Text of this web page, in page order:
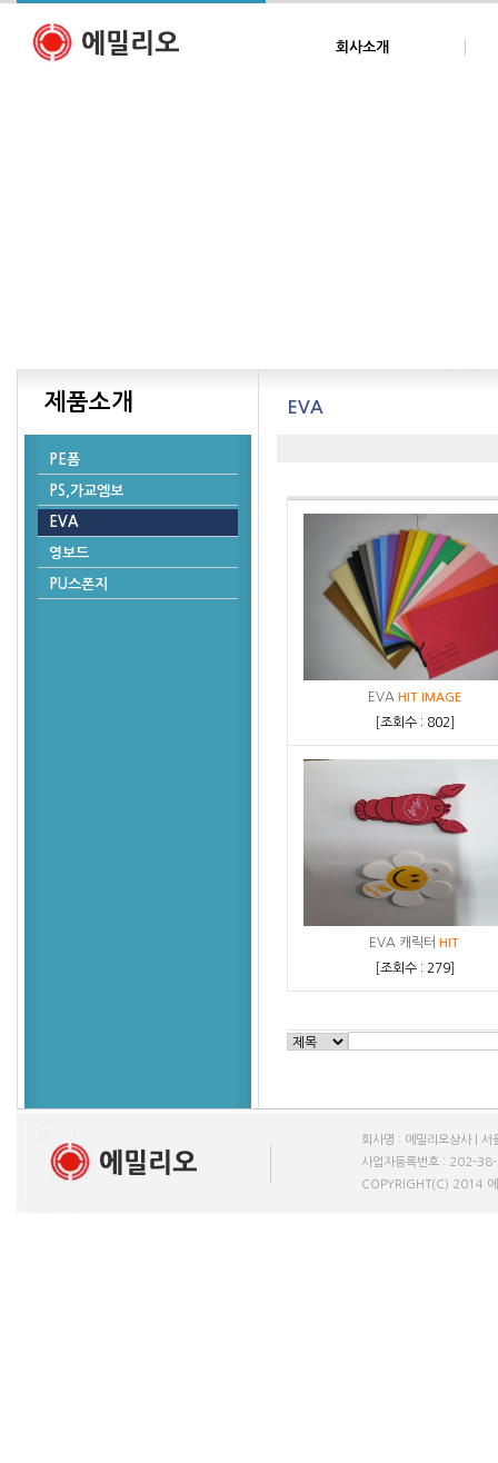
회사소개
제품소개
PE폼
PS,가교엠보
EVA
영보드
PU스폰지
EVA
EVA HIT IMAGE
조회수 : 802
EVA 캐릭터 HIT
조회수 : 279]
회사명 : 에밀리오상사 |
사업자등록번호 : 202-
COPYRIGHT(C) 2014 에